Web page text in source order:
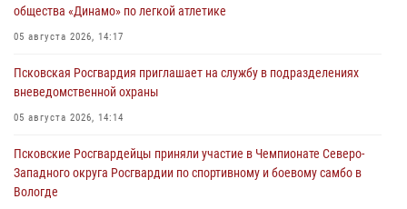
общества «Динамо» по легкой атлетике
05 августа 2026, 14:17
Псковская Росгвардия приглашает на службу в подразделениях
вневедомственной охраны
05 августа 2026, 14:14
Псковские Росгвардейцы приняли участие в Чемпионате Северо-
Западного округа Росгвардии по спортивному и боевому самбо в
Вологде